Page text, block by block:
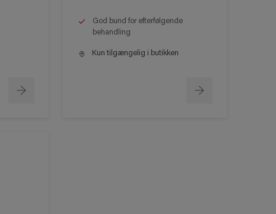
God bund for efterfølgende
behandling
Kun tilgængelig i butikken